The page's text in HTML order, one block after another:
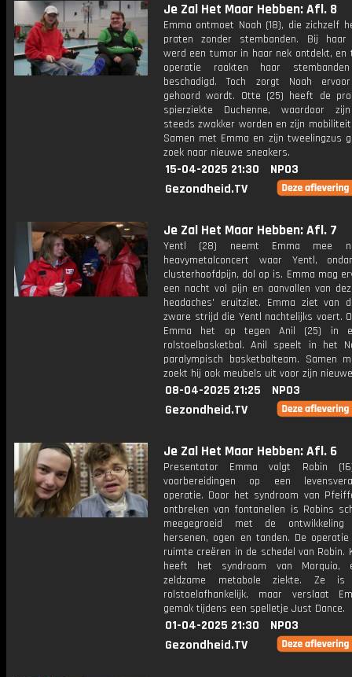
Je Zal Het Maar Hebben: Afl. 8
Emma ontmoet Noah (18), die zichzelf
praten zonder stembanden. Bij haar
werd een tumor in haar nek ontdekt, en
operatie raakten haar
beschadigd. Toch zorgt Noah
gehoord wordt. Otte (25) heeft de
spierziekte Duchenne, waardoor
steeds zwakker worden en zijn
Samen met Emma en zijn tweelingzus
zoek naar nieuwe sneakers.
15-04-2025 21:30
NPO3
Gezondheid.TV
Je Zal Het Maar Hebben: Afl. 7
Yentl (28) neemt Emma mee
heavymetalconcert waar Yentl,
clusterhoofdpijn, dol op is. Emma mag
een nacht vol pijn en aanvallen van
headaches' eruitziet. Emma ziet van
zware strijd die Yentl nachtelijks voert.
Emma het op tegen Anil (25) in
rolstoelbasketbal. Anil speelt in het
paralympisch basketbalteam. Samen
zoekt hij ook meubels uit voor zijn
08-04-2025 21:25
NPO3
Gezondheid.TV
Je Zal Het Maar Hebben: Afl. 6
Presentator Emma volgt Robin
voorbereidingen op een
operatie. Door het syndroom van
ontbreken van fontanellen is Robins
meegegroeid met de
hersenen, ogen en tanden. De
ruimte creëren in de schedel van Robin.
heeft het syndroom van Morquio,
zeldzame metabole ziekte. Ze is
rolstoelafhankelijk, maar verslaat
gemak tijdens een spelletje Just Dance.
01-04-2025 21:30
NPO3
Gezondheid.TV